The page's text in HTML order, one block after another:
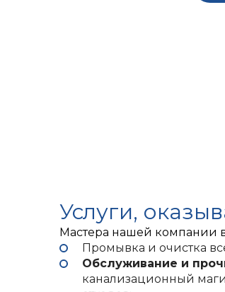
Услуги,
Мастера нашей компании
Промывка и очистка
Обслуживание и
канализационный